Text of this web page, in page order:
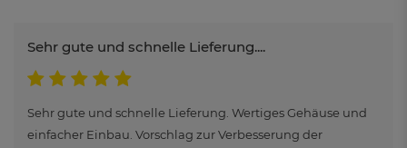
Sehr gute und schnelle Lieferung....
Sehr gute und schnelle Lieferung. Wertiges Gehäuse und
einfacher Einbau. Vorschlag zur Verbesserung der